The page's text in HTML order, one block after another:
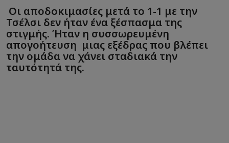
Οι αποδοκιμασίες μετά το 1-1 με την
Τσέλσι δεν ήταν ένα ξέσπασμα της
στιγμής. Ήταν η συσσωρευμένη
απογοήτευση μιας εξέδρας που βλέπει
την ομάδα να χάνει σταδιακά την
ταυτότητά της.